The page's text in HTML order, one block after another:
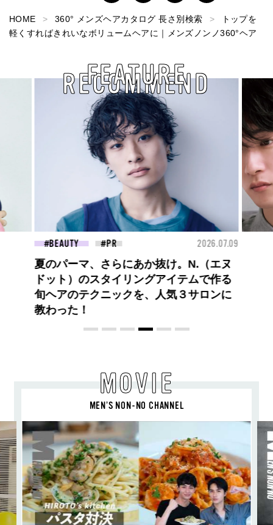
HOME 360° メンズヘアカタログ 長さ別検索
トップを
軽くすればきれいなボリュームヘアに｜メンズノンノ360°ヘア
RECOMMEND
FEATURE
2026.07.09
あか抜け。N.（エヌ
ングアイテムで作る
を、人気３サロンに
MOVIE
MEN’S NON-NO CHANNEL